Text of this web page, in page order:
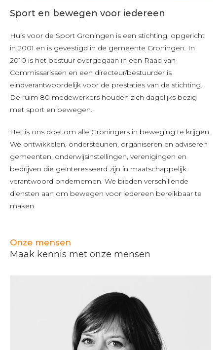
Sport en bewegen voor iedereen
Huis voor de Sport Groningen is een stichting, opgericht
in 2001 en is gevestigd in de gemeente Groningen. In
2010 is het bestuur overgegaan in een Raad van
Commissarissen en een directeur/bestuurder is
eindverantwoordelijk voor de prestaties van de stichting.
De ruim 80 medewerkers houden zich dagelijks bezig
met sport en bewegen.
Het is ons doel om alle Groningers in beweging te krijgen.
We ontwikkelen, ondersteunen, organiseren en adviseren
gemeenten, onderwijsinstellingen, verenigingen en
bedrijven die geïnteresseerd zijn in maatschappelijk
verantwoord ondernemen. We bieden verschillende
diensten aan om bewegen voor iedereen bereikbaar te
maken.
Onze mensen
Maak kennis met onze mensen